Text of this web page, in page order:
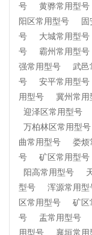
号
黄骅常用型号
阳区常用型号
号
大城常用型号
号
霸州常用型号
强常用型号
武邑
号
安平常用型号
用型号
冀州常用
迎泽区常用型号
万柏林区常用型号
曲常用型号
娄烦
号
矿区常用型号
阳高常用型号
型号
浑源常用型
区常用型号
矿区
号
盂常用型号
用型号
襄垣常用